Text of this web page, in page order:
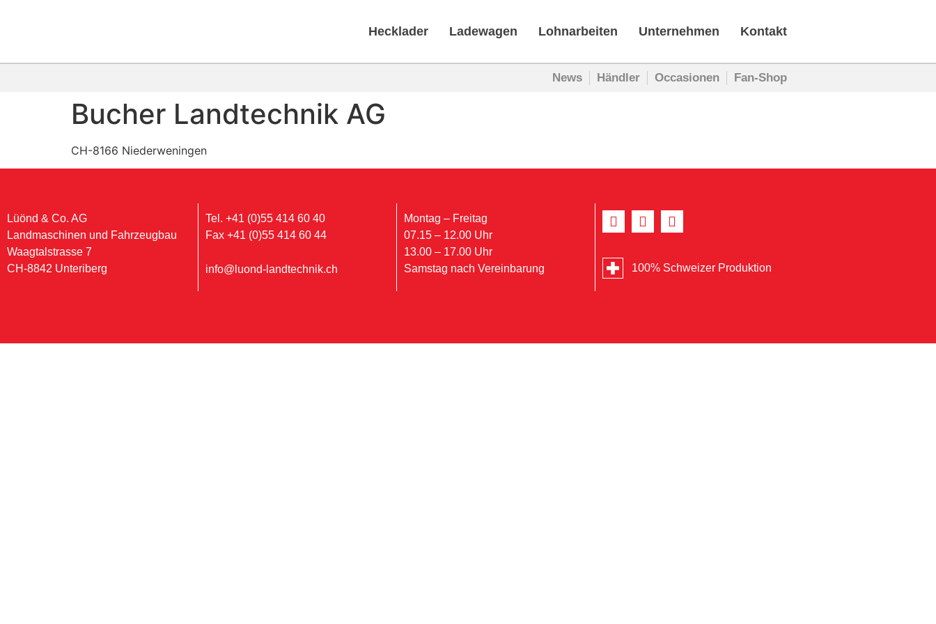
Hecklader Ladewagen Lohnarbeiten Unternehmen Kontakt
News Händler Occasionen Fan-Shop
Bucher Landtechnik AG
CH-8166 Niederweningen
Lüönd & Co. AG
Landmaschinen und Fahrzeugbau
Waagtalstrasse 7
CH-8842 Unteriberg
Tel. +41 (0)55 414 60 40
Fax +41 (0)55 414 60 44
info@luond-landtechnik.ch
Montag – Freitag
07.15 – 12.00 Uhr
13.00 – 17.00 Uhr
Samstag nach Vereinbarung
100% Schweizer Produktion